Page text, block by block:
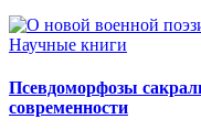
Научные книги
Псевдоморфозы
современности